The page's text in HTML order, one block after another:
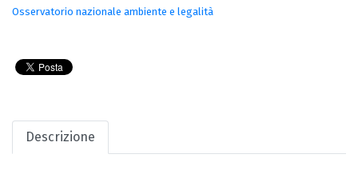
Osservatorio nazionale ambiente e legalità
Descrizione